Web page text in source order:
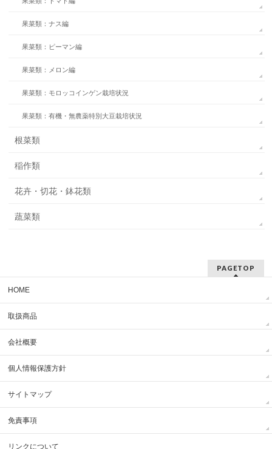
果菜類：ナス編
果菜類：ピーマン編
果菜類：メロン編
果菜類：モロッコインゲン栽培状況
果菜類：有機・無農薬特別大豆栽培状況
根菜類
稲作類
花卉・切花・鉢花類
蔬菜類
PAGETOP
HOME
取扱商品
会社概要
個人情報保護方針
サイトマップ
免責事項
リンクについて